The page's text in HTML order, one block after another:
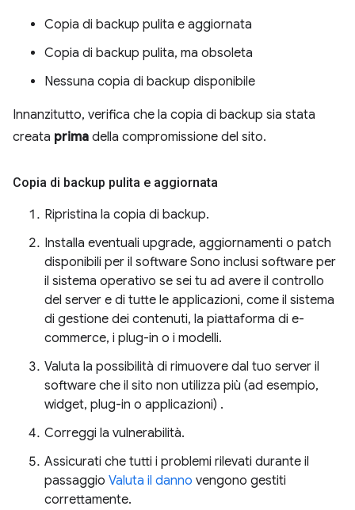
Copia di backup pulita e aggiornata
Copia di backup pulita, ma obsoleta
Nessuna copia di backup disponibile
Innanzitutto, verifica che la copia di backup sia stata
creata prima della compromissione del sito.
Copia di backup pulita e aggiornata
Ripristina la copia di backup.
Installa eventuali upgrade, aggiornamenti o patch
disponibili per il software Sono inclusi software per
il sistema operativo se sei tu ad avere il controllo
del server e di tutte le applicazioni, come il sistema
di gestione dei contenuti, la piattaforma di e-
commerce, i plug-in o i modelli.
Valuta la possibilità di rimuovere dal tuo server il
software che il sito non utilizza più (ad esempio,
widget, plug-in o applicazioni) .
Correggi la vulnerabilità.
Assicurati che tutti i problemi rilevati durante il
passaggio Valuta il danno vengono gestiti
correttamente.